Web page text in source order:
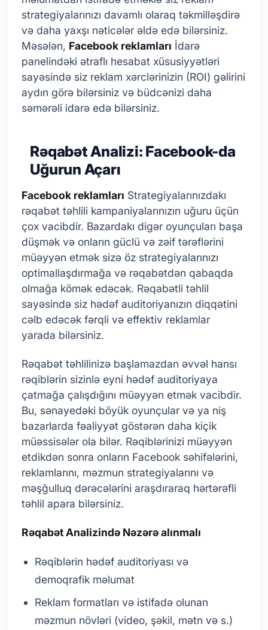
strategiyalarınızı davamlı olaraq təkmilləşdirə
və daha yaxşı nəticələr əldə edə bilərsiniz.
Məsələn, Facebook reklamları İdarə
panelindəki ətraflı hesabat xüsusiyyətləri
sayəsində siz reklam xərclərinizin (ROI) gəlirini
aydın görə bilərsiniz və büdcənizi daha
səmərəli idarə edə bilərsiniz.
Rəqabət Analizi: Facebook-da
Uğurun Açarı
Facebook reklamları Strategiyalarınızdakı
rəqabət təhlili kampaniyalarınızın uğuru üçün
çox vacibdir. Bazardakı digər oyunçuları başa
düşmək və onların güclü və zəif tərəflərini
müəyyən etmək sizə öz strategiyalarınızı
optimallaşdırmağa və rəqabətdən qabaqda
olmağa kömək edəcək. Rəqabətli təhlil
sayəsində siz hədəf auditoriyanızın diqqətini
cəlb edəcək fərqli və effektiv reklamlar
yarada bilərsiniz.
Rəqabət təhlilinizə başlamazdan əvvəl hansı
rəqiblərin sizinlə eyni hədəf auditoriyaya
çatmağa çalışdığını müəyyən etmək vacibdir.
Bu, sənayedəki böyük oyunçular və ya niş
bazarlarda fəaliyyət göstərən daha kiçik
müəssisələr ola bilər. Rəqiblərinizi müəyyən
etdikdən sonra onların Facebook səhifələrini,
reklamlarını, məzmun strategiyalarını və
məşğulluq dərəcələrini araşdıraraq hərtərəfli
təhlil apara bilərsiniz.
Rəqabət Analizində Nəzərə alınmalı
Rəqiblərin hədəf auditoriyası və
demoqrafik məlumat
Reklam formatları və istifadə olunan
məzmun növləri (video, şəkil, mətn və s.)